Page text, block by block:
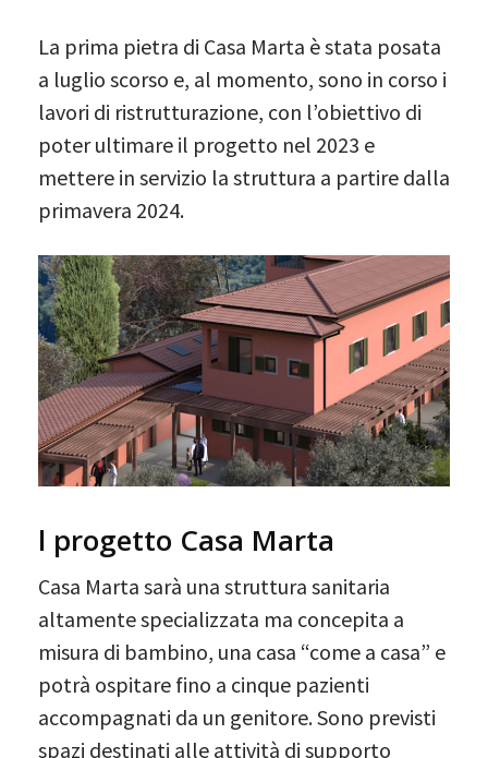
La prima pietra di Casa Marta è stata posata
a luglio scorso e, al momento, sono in corso i
lavori di ristrutturazione, con l’obiettivo di
poter ultimare il progetto nel 2023 e
mettere in servizio la struttura a partire dalla
primavera 2024.
l progetto Casa Marta
Casa Marta sarà una struttura sanitaria
altamente specializzata ma concepita a
misura di bambino, una casa “come a casa” e
potrà ospitare fino a cinque pazienti
accompagnati da un genitore. Sono previsti
spazi destinati alle attività di supporto